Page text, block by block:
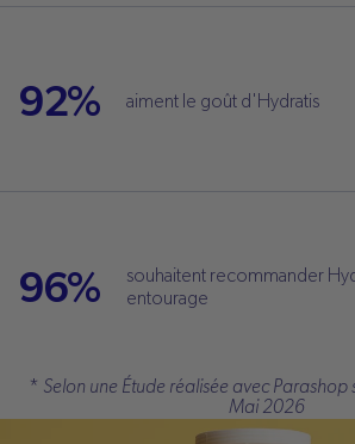
92% aiment le goût d'Hydratis
96%
souhaitent recommander
entourage
* Selon une Étude réalisée avec Parashop
Mai 2026